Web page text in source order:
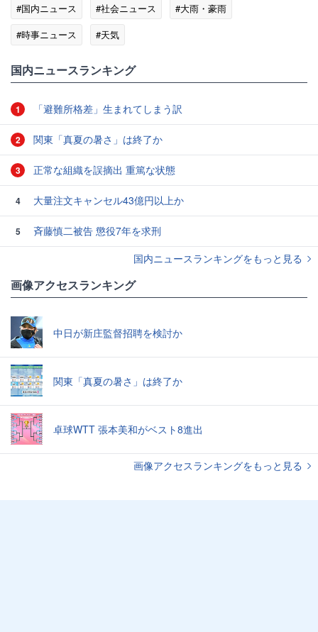
#国内ニュース #社会ニュース
#大雨・豪雨
#時事ニュース
#天気
国内ニュースランキング
1 「避難所格差」生まれてしまう訳
2 関東「真夏の暑さ」は終了か
3 正常な組織を誤摘出 重篤な状態
4 大量注文キャンセル43億円以上か
5
斉藤慎二被告 懲役7年を求刑
国内ニュースランキングをもっと見る
画像アクセスランキング
中日が新庄監督招聘を検討か
関東「真夏の暑さ」は終了か
卓球WTT 張本美和がベスト8進出
画像アクセスランキングをもっと見る